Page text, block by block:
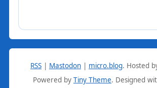
RSS | Mastodon | micro.blog. Hosted
Powered by Tiny Theme. Designed